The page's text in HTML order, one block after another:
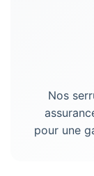
Nos
pour une